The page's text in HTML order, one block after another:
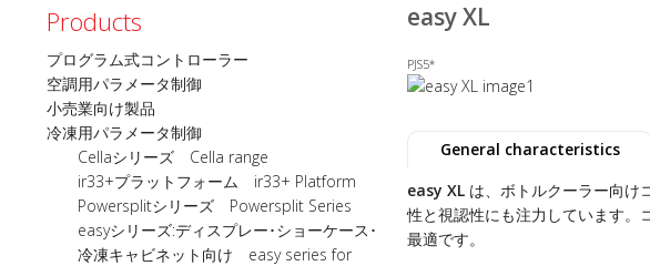
easy XL
PJS5*
General characteristics
easy XL は、ボトルクーラー向け
性と視認性にも注力しています。
最適です。
Products
プログラム式コントローラー
空調用パラメータ制御
小売業向け製品
冷凍用パラメータ制御
Cellaシリーズ Cella range
ir33+プラットフォーム ir33+ Platform
Powersplitシリーズ Powersplit Series
easyシリーズ:ディスプレー･ショーケース･
冷凍キャビネット向け easy series for